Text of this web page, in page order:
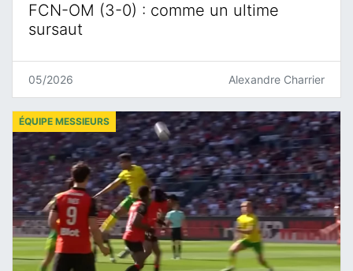
FCN-OM (3-0) : comme un ultime
sursaut
05/2026 Alexandre Charrier
ÉQUIPE MESSIEURS